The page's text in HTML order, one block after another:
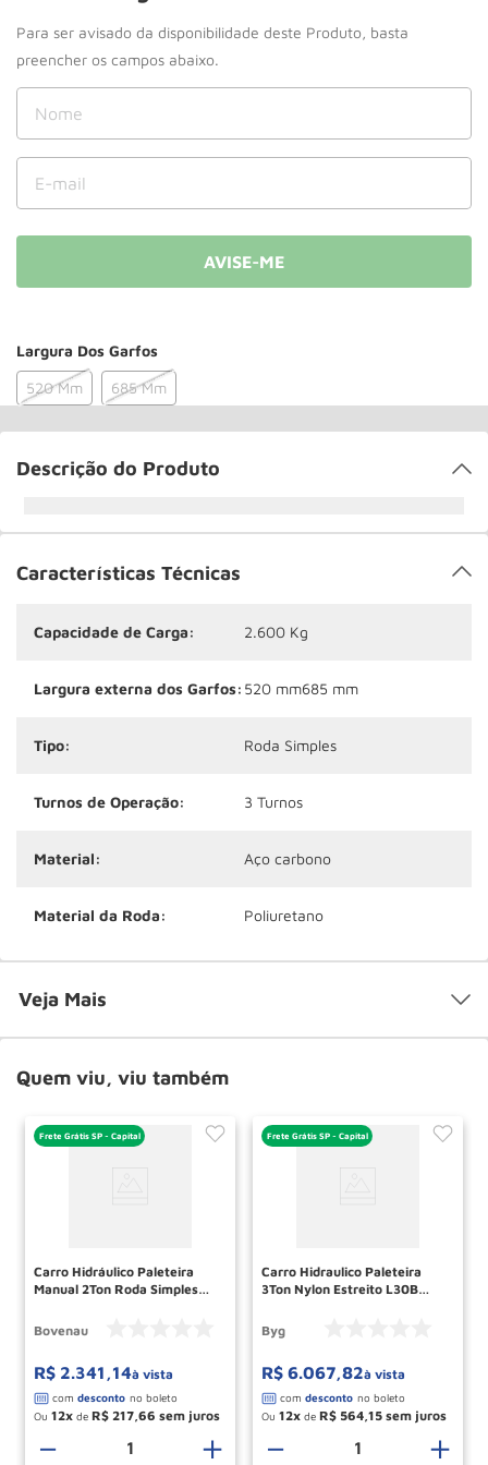
Largura Dos Garfos
520 Mm 685 Mm
Descrição do Produto
Características Técnicas
Capacidade de Carga: 2.600 Kg
Largura externa dos Garfos: 520 mm685 mm
Tipo: Roda Simples
Turnos de Operação: 3 Turnos
Material: Aço carbono
Material da Roda: Poliuretano
Veja Mais
Quem viu, viu também
Frete Grátis SP - Capital
Carro Hidráulico Paleteira
Manual 2Ton Roda Simples
BOVENAU
Bovenau
R$ 2.341 14à vista
Ou 12 de R$ 217 66
＋
－
Frete Grátis SP - Capital
Carro Hidraulico Paleteira
3Ton Nylon Estreito L30B
Byg
R$ 6.067 82à vista
Ou 12 de R$ 564 15
＋
－